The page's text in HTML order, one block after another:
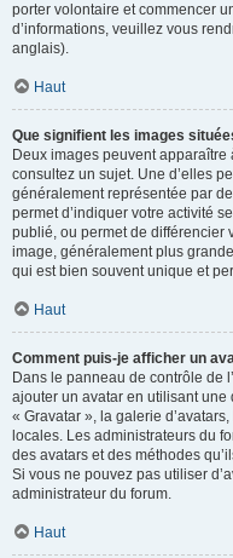
porter volontaire et commencer
d’informations, veuillez vous
anglais).
Haut
Que signifient les images
Deux images peuvent apparaître
consultez un sujet. Une d’elles
généralement représentée par
permet d’indiquer votre activité
publié, ou permet de différencier
image, généralement plus
qui est bien souvent unique et
Haut
Comment puis-je afficher un
Dans le panneau de contrôle de
ajouter un avatar en utilisant une
« Gravatar », la galerie
locales. Les administrateurs du
des avatars et des méthodes
Si vous ne pouvez pas utiliser
administrateur du forum.
Haut